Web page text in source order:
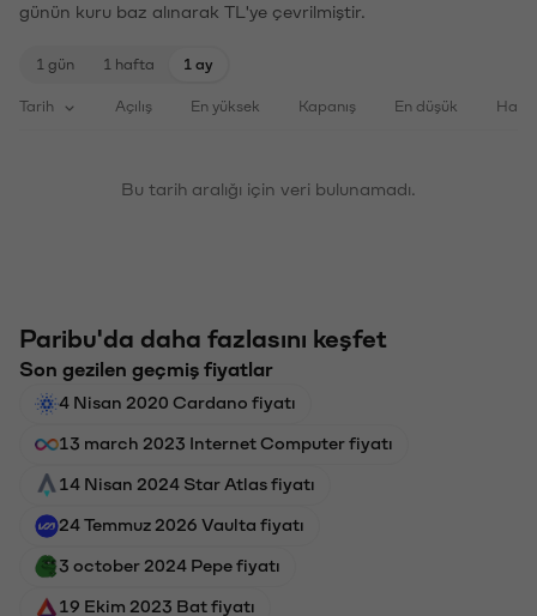
günün kuru baz alınarak TL'ye çevrilmiştir.
1 gün 1 hafta 1 ay
Tarih Açılış En yüksek Kapanış En düşük
Bu tarih aralığı için veri bulunamadı.
Paribu'da daha fazlasını keşfet
Son gezilen geçmiş fiyatlar
4 Nisan 2020 Cardano fiyatı
13 march 2023 Internet Computer fiyatı
14 Nisan 2024 Star Atlas fiyatı
24 Temmuz 2026 Vaulta fiyatı
3 october 2024 Pepe fiyatı
19 Ekim 2023 Bat fiyatı